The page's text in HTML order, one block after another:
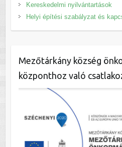
Kereskedelmi nyilvántartások
Helyi építési szabályzat és
Mezőtárkány község
központhoz való